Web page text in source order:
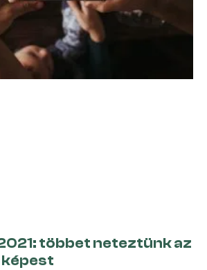
többet neteztünk az
képest